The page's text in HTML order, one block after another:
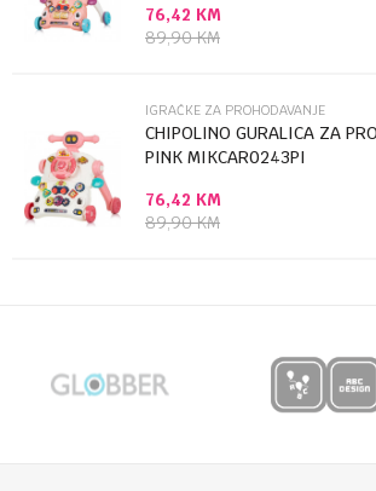
Anti-spam zaštita - izračunajte koliko je 6 - 1 :
76,42 KM
89,90KM
IGRAČKE ZA PROHODAVANJE
CHIPOLINO GURALICA ZA
PINK MIKCAR0243PI
76,42 KM
89,90KM